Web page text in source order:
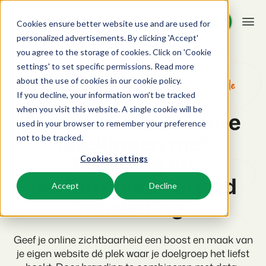
Cookies ensure better website use and are used for
personalized advertisements. By clicking 'Accept'
you agree to the storage of cookies. Click on 'Cookie
settings' to set specific permissions. Read more
about the use of cookies in our cookie policy.
If you decline, your information won’t be tracked
when you visit this website. A single cookie will be
used in your browser to remember your preference
not to be tracked.
Cookies settings
Accept Decline
Demo aanvragen
Demo aanvragen
Platform
BEX PMS
Reserveringssysteem
Beheer alle back office processen.
Adverteer jouw aanbod op een mix van kanalen.
Boost directe boekingen via jouw website.
App Store
Integreer jouw favoriete apps en tools.
Oplossingen
Booking Experts voor:
Villa's, bungalows, chalets en boomhutten.
Hotelkamers, appartementen, B&Bs en pensions.
Resorts
Ski-, spa-, duik- en golfresorts.
Resources
Kennis
BEX Educate | Pro
Blijven leren, blijven leiden in de recreatie.
BEX Educate | NextGen
Kennis en groei voor de recreatie-expert van de toekomst.
Prijzen
Klantverhalen
BEX Overzicht
Booking Boosters - Online marketing experts in de
recreatie
Maximaliseer directe
boekingen met
branding én
performance-based
marketing.
Geef je online zichtbaarheid een boost en maak van
je eigen website dé plek waar je doelgroep het liefst